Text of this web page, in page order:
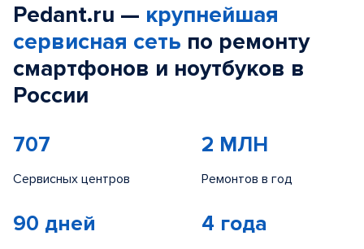
Pedant.ru — крупнейшая
сервисная сеть по ремонту
смартфонов и ноутбуков в
России
707
Сервисных центров
2 МЛН
Ремонтов в год
90 дней 4 года